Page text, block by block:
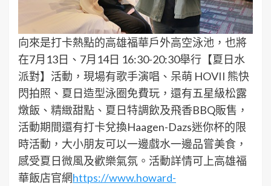
向來是打卡熱點的高雄福華戶外高空泳池，也將
在7月13日、7月14日 16:30-20:30舉行【夏日水
派對】活動，現場有歌手演唱、呆萌 HOVII 熊快
閃拍照、夏日造型泳圈免費玩，還有五星級松露
燉飯、精緻甜點、夏日特調飲及飛香BBQ販售，
活動期間還有打卡兌換Haagen-Dazs迷你杯的限
時活動，大小朋友可以一邊戲水一邊品嘗美食，
感受夏日微風及歡樂氣氛。活動詳情可上高雄福
華飯店官網https://www.howard-